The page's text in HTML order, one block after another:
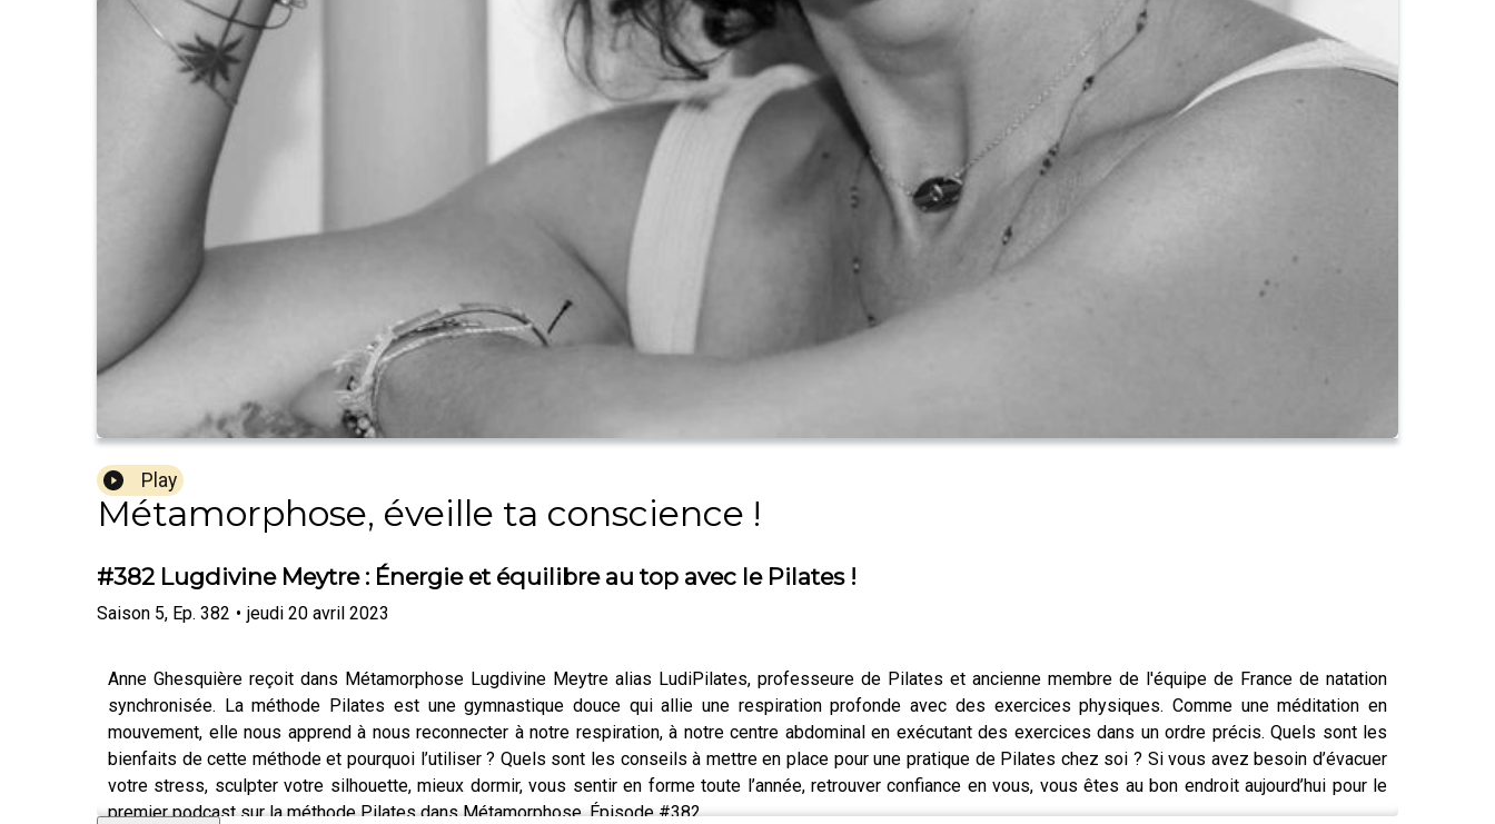
Play
Métamorphose, éveille ta conscience !
#382 Lugdivine Meytre : Énergie et équilibre au top avec le Pilates !
Saison 5, Ep. 382 • jeudi 20 avril 2023
Anne Ghesquière reçoit dans Métamorphose Lugdivine Meytre alias LudiPilates, professeure de Pilates et ancienne membre de l'équipe de France de natation
synchronisée. La méthode Pilates est une gymnastique douce qui allie une respiration profonde avec des exercices physiques. Comme une méditation en
mouvement, elle nous apprend à nous reconnecter à notre respiration, à notre centre abdominal en exécutant des exercices dans un ordre précis. Quels sont les
bienfaits de cette méthode et pourquoi l’utiliser ? Quels sont les conseils à mettre en place pour une pratique de Pilates chez soi ? Si vous avez besoin d’évacuer
votre stress, sculpter votre silhouette, mieux dormir, vous sentir en forme toute l’année, retrouver confiance en vous, vous êtes au bon endroit aujourd’hui pour le
premier podcast sur la méthode Pilates dans Métamorphose. Épisode #382